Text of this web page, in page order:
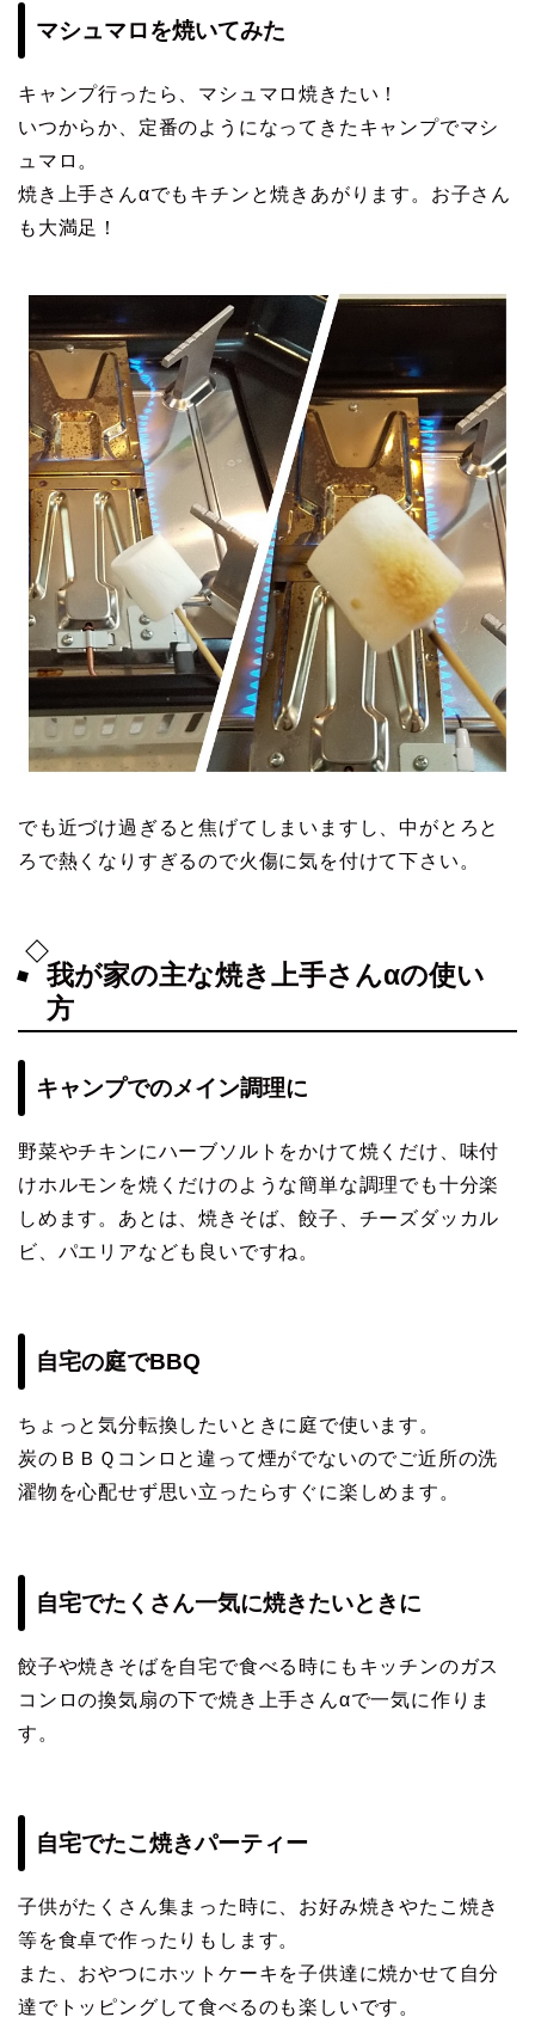
マシュマロを焼いてみた
キャンプ行ったら、マシュマロ焼きたい！
いつからか、定番のようになってきたキャンプでマシ
ュマロ。
焼き上手さんαでもキチンと焼きあがります。お子さん
も大満足！
でも近づけ過ぎると焦げてしまいますし、中がとろと
ろで熱くなりすぎるので火傷に気を付けて下さい。
我が家の主な焼き上手さんαの使い
方
キャンプでのメイン調理に
野菜やチキンにハーブソルトをかけて焼くだけ、味付
けホルモンを焼くだけのような簡単な調理でも十分楽
しめます。あとは、焼きそば、餃子、チーズダッカル
ビ、パエリアなども良いですね。
自宅の庭でBBQ
ちょっと気分転換したいときに庭で使います。
炭のＢＢＱコンロと違って煙がでないのでご近所の洗
濯物を心配せず思い立ったらすぐに楽しめます。
自宅でたくさん一気に焼きたいときに
餃子や焼きそばを自宅で食べる時にもキッチンのガス
コンロの換気扇の下で焼き上手さんαで一気に作りま
す。
自宅でたこ焼きパーティー
子供がたくさん集まった時に、お好み焼きやたこ焼き
等を食卓で作ったりもします。
また、おやつにホットケーキを子供達に焼かせて自分
達でトッピングして食べるのも楽しいです。